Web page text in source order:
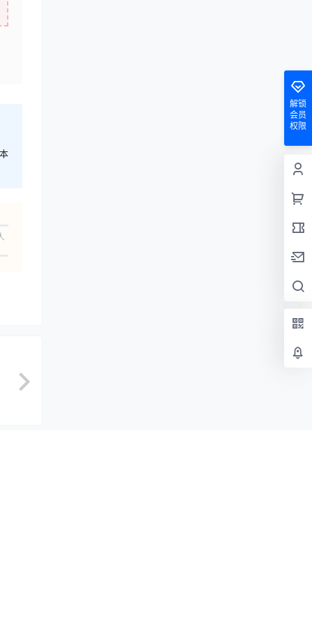
解锁
会员
权限